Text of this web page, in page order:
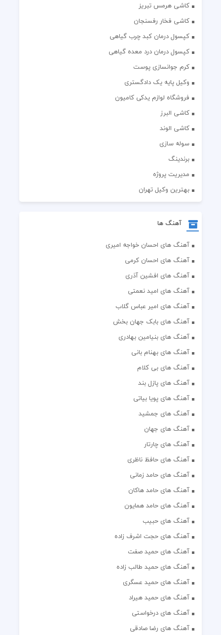
کاشی هرمس تبریز
کاشی فخار رفسنجان
کپسول درمان کبد چرب گیاهی
کپسول درمان درد معده گیاهی
کرم جوانسازی پوست
وکیل پایه یک دادگستری
فروشگاه لوازم یدکی کامیون
کاشی البرز
کاشی الوند
سوله سازی
برندینگ
مدیریت پروژه
بهترین وکیل تهران
آهنگ ها
آهنگ های احسان خواجه امیری
آهنگ های احسان کرمی
آهنگ های افشین آذری
آهنگ های امید نعمتی
آهنگ های امیر عباس گلاب
آهنگ های بابک جهان بخش
آهنگ های بنیامین بهادری
آهنگ های بهنام بانی
آهنگ های بی کلام
آهنگ های پازل بند
آهنگ های پویا بیاتی
آهنگ های جمشید
آهنگ های جهان
آهنگ های چارتار
آهنگ های حافظ ناظری
آهنگ های حامد زمانی
آهنگ های حامد هاکان
آهنگ های حامد همایون
آهنگ های حبیب
آهنگ های حجت اشرف زاده
آهنگ های حمید صفت
آهنگ های حمید طالب زاده
آهنگ های حمید عسگری
آهنگ های حمید هیراد
آهنگ های درخواستی
آهنگ های رضا صادقی